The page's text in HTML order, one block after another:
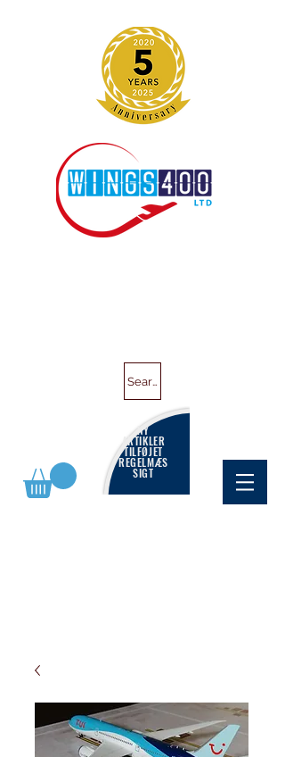
Search
NY
ARTIKLER
TILFØJET
REGELMÆS
SIGT